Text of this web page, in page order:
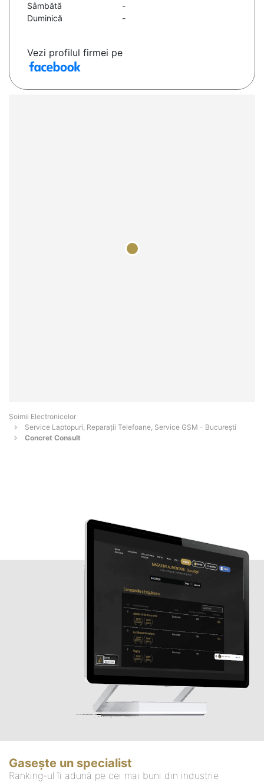
Sâmbătă
-
Duminică
-
Vezi profilul firmei pe
Șoimii Electronicelor
Service Laptopuri, Reparații Telefoane, Service GSM - Bucureşti
Concret Consult
Gasește un specialist
Ranking-ul îi adună pe cei mai buni din industrie